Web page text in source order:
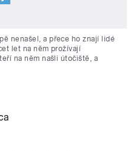
nenašel, a přece ho znají lidé
let na něm prožívají
na něm našli útočiště, a